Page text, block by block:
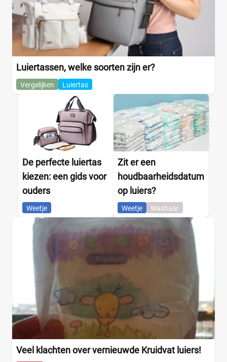
Luiertassen, welke soorten zijn er?
Vergelijken Luiertas
De perfecte luiertas
kiezen: een gids voor
ouders
Weetje
Zit er een
houdbaarheidsdatum
op luiers?
Weetje Wasbaar
Veel klachten over vernieuwde Kruidvat luiers!